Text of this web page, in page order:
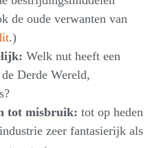
de oude verwanten van
.)
Welk nut heeft een
Derde Wereld,
tot misbruik: tot op heden
zeer fantasierijk als